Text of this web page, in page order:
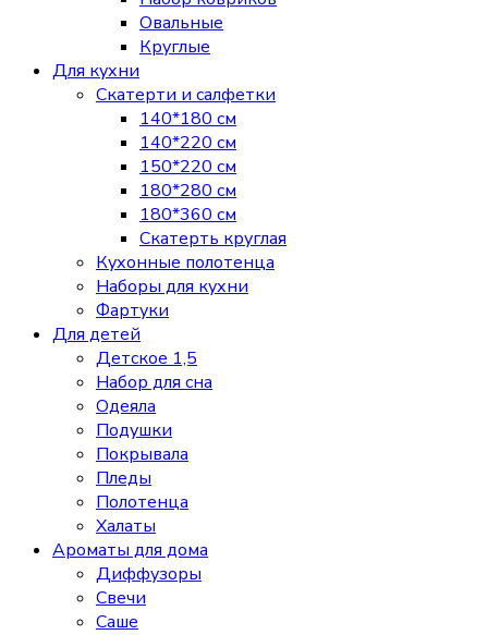
Овальные
Круглые
Для кухни
Скатерти и салфетки
140*180 см
140*220 см
150*220 см
180*280 см
180*360 см
Скатерть круглая
Кухонные полотенца
Наборы для кухни
Фартуки
Для детей
Детское 1,5
Набор для сна
Одеяла
Подушки
Покрывала
Пледы
Полотенца
Халаты
Ароматы для дома
Диффузоры
Свечи
Cаше